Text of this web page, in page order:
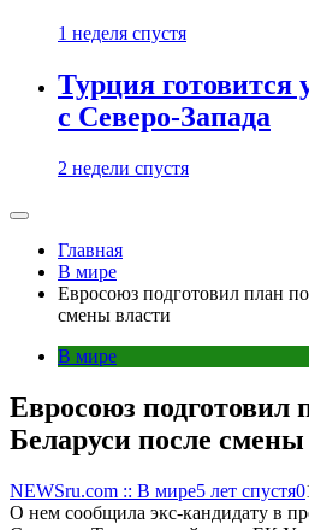
1 неделя спустя
Турция готовится
с Северо-Запада
2 недели спустя
Главная
В мире
Евросоюз подготовил план
смены власти
В мире
Евросоюз
Беларуси после
NEWSru.com :: В мире5 лет спустя0
О нем сообщила экс-кандидату в